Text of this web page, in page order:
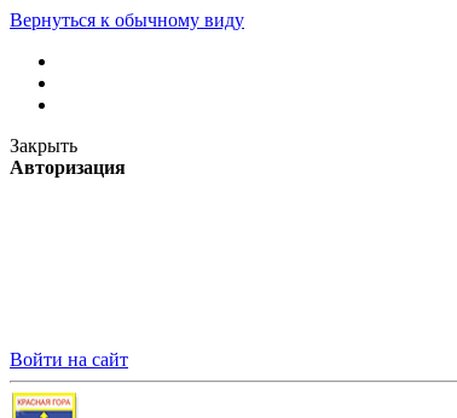
Вернуться к обычному виду
Закрыть
Авторизация
Войти на сайт